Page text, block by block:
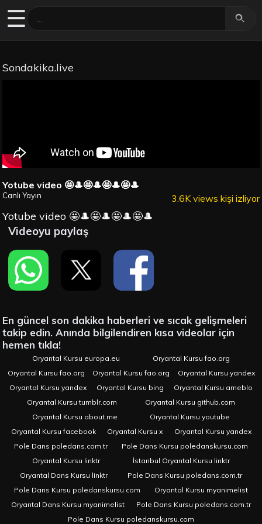
☰
Sondakika.live
Yotube video 🤩🎩🤩🎩🤩🎩🤩🎩
Canlı Yayın 3.6K views kişi izliyor
Yotube video 🤩🎩🤩🎩🤩🎩🤩🎩
Videoyu paylaş
En güncel son dakika haberleri ve sıcak gelişmeleri
takip edin. Anında bilgilendiren kısa videolar için
hemen tıkla!
Oryantal Kursu europa.eu
Oryantal Kursu fao.org
Oryantal Kursu fao.org
Oryantal Kursu fao.org
Oryantal Kursu yandex
Oryantal Kursu yandex
Oryantal Kursu bing
Oryantal Kursu ameblo
Oryantal Kursu tumblr.com
Oryantal Kursu github.com
Oryantal Kursu about.me
Oryantal Kursu youtube
Oryantal Kursu facebook
Oryantal Kursu x
Oryantal Kursu yandex
Pole Dans poledans.com.tr
Pole Dans Kursu poledanskursu.com
Oryantal Kursu linktr
İstanbul Oryantal Kursu linktr
Oryantal Dans Kursu linktr
Pole Dans Kursu poledans.com.tr
Pole Dans Kursu poledanskursu.com
Oryantal Kursu myanimelist
Oryantal Dans Kursu myanimelist
Pole Dans Kursu poledans.com.tr
Pole Dans Kursu poledanskursu.com